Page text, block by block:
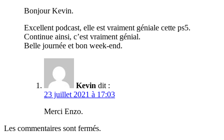
Bonjour Kevin.
Excellent podcast, elle est vraiment géniale cette ps5.
Continue ainsi, c’est vraiment génial.
Belle journée et bon week-end.
Kevin dit :
23 juillet 2021 à 17:03
Merci Enzo.
Les commentaires sont fermés.